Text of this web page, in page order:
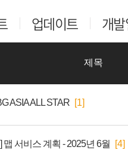
업데이트 개
제목
ASIA ALL STAR [1]
맵 서비스 계획 - 2025년 6월 [4]